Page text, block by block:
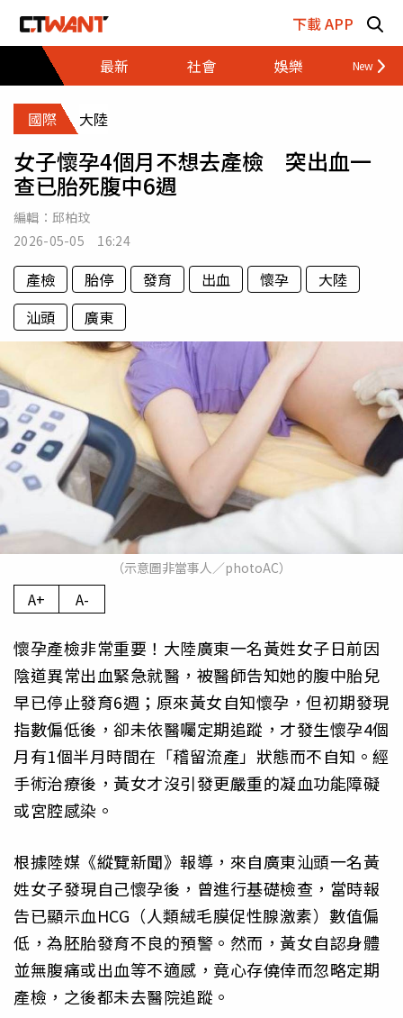
下載 APP
最新
社會 娛樂 財經
國際 大陸
女子懷孕4個月不想去產檢 突出血一
查已胎死腹中6週
編輯： 邱柏玟
2026-05-05 16:24
產檢 胎停 發育 出血 懷孕
大陸
汕頭
廣東
（示意圖非當事人／photoAC）
A+ A-
懷孕產檢非常重要！大陸廣東一名黃姓女子日前因
陰道異常出血緊急就醫，被醫師告知她的腹中胎兒
早已停止發育6週；原來黃女自知懷孕，但初期發現
指數偏低後，卻未依醫囑定期追蹤，才發生懷孕4個
月有1個半月時間在「稽留流產」狀態而不自知。經
手術治療後，黃女才沒引發更嚴重的凝血功能障礙
或宮腔感染。
根據陸媒《縱覽新聞》報導，來自廣東汕頭一名黃
姓女子發現自己懷孕後，曾進行基礎檢查，當時報
告已顯示血HCG（人類絨毛膜促性腺激素）數值偏
低，為胚胎發育不良的預警。然而，黃女自認身體
並無腹痛或出血等不適感，竟心存僥倖而忽略定期
產檢，之後都未去醫院追蹤。